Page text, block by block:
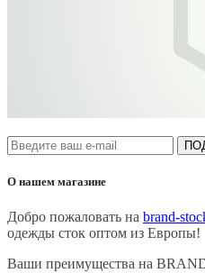
О нашем магазине
Добро пожаловать на brand-
одежды сток оптом из Европы!
Ваши преимущества на